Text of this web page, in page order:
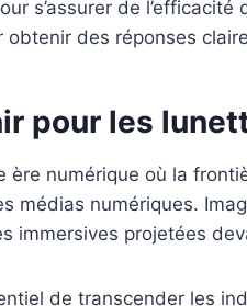
s’assurer de l’efficacité
des réponses
pour les
ère numérique où la
médias numériques.
immersives projetées
de transcender les